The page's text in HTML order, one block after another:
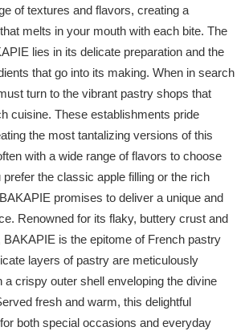
of textures and flavors, creating a
melts in your mouth with each bite. The
lies in its delicate preparation and the
that go into its making. When in search
turn to the vibrant pastry shops that
cuisine. These establishments pride
the most tantalizing versions of this
with a wide range of flavors to choose
the classic apple filling or the rich
promises to deliver a unique and
Renowned for its flaky, buttery crust and
BAKAPIE is the epitome of French pastry
layers of pastry are meticulously
a crispy outer shell enveloping the divine
fresh and warm, this delightful
both special occasions and everyday